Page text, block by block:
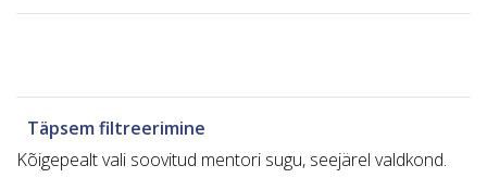
Täpsem filtreerimine
Kõigepealt vali soovitud mentori sugu, seejärel valdkond.